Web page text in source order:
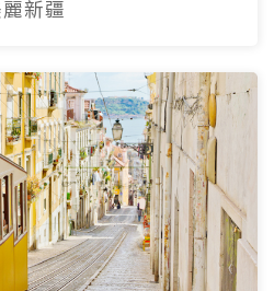
然風光 人文風情
12/13天
民族村落 沙漠公路 胡
麗新疆